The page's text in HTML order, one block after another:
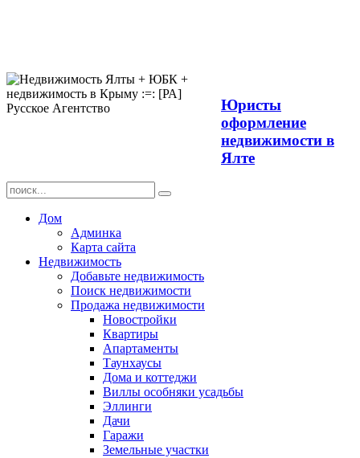
Юристы
оформление
недвижимости в
Ялте
Дом
Админка
Карта сайта
Недвижимость
Добавьте недвижимость
Поиск недвижимости
Продажа недвижимости
Новостройки
Квартиры
Апартаменты
Таунхаусы
Дома и коттеджи
Виллы особняки усадьбы
Эллинги
Дачи
Гаражи
Земельные участки